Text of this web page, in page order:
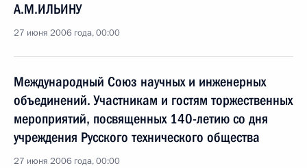
А.М.ИЛЬИНУ
27 июня 2006 года, 00:00
Международный Союз научных и инженерных
объединений. Участникам и гостям торжественных
мероприятий, посвященных 140-летию со дня
учреждения Русского технического общества
27 июня 2006 года, 00:00